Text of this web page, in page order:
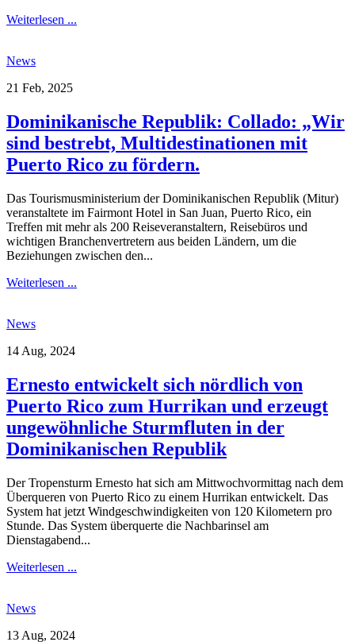
Weiterlesen ...
News
21 Feb, 2025
Dominikanische Republik: Collado: „Wir
sind bestrebt, Multidestinationen mit
Puerto Rico zu fördern.
Das Tourismusministerium der Dominikanischen Republik (Mitur)
veranstaltete im Fairmont Hotel in San Juan, Puerto Rico, ein
Treffen mit mehr als 200 Reiseveranstaltern, Reisebüros und
wichtigen Branchenvertretern aus beiden Ländern, um die
Beziehungen zwischen den...
Weiterlesen ...
News
14 Aug, 2024
Ernesto entwickelt sich nördlich von
Puerto Rico zum Hurrikan und erzeugt
ungewöhnliche Sturmfluten in der
Dominikanischen Republik
Der Tropensturm Ernesto hat sich am Mittwochvormittag nach dem
Überqueren von Puerto Rico zu einem Hurrikan entwickelt. Das
System hat jetzt Windgeschwindigkeiten von 120 Kilometern pro
Stunde. Das System überquerte die Nachbarinsel am
Dienstagabend...
Weiterlesen ...
News
13 Aug, 2024